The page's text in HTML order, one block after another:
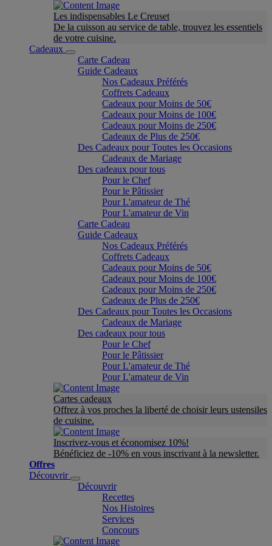
Les indispensables Le Creuset
De la cuisson au service de table, trouvez les essentiels
de votre cuisine.
Cadeaux
Carte Cadeau
Guide Cadeaux
Nos Cadeaux Préférés
Coffrets Cadeaux
Cadeaux pour Moins de 50€
Cadeaux pour Moins de 100€
Cadeaux pour Moins de 250€
Cadeaux de Plus de 250€
Des Cadeaux pour Toutes les Occasions
Cadeaux de Mariage
Des cadeaux pour tous
Pour le Chef
Pour le Pâtissier
Pour L'amateur de Thé
Pour L'amateur de Vin
Carte Cadeau
Guide Cadeaux
Nos Cadeaux Préférés
Coffrets Cadeaux
Cadeaux pour Moins de 50€
Cadeaux pour Moins de 100€
Cadeaux pour Moins de 250€
Cadeaux de Plus de 250€
Des Cadeaux pour Toutes les Occasions
Cadeaux de Mariage
Des cadeaux pour tous
Pour le Chef
Pour le Pâtissier
Pour L'amateur de Thé
Pour L'amateur de Vin
Cartes cadeaux
Offrez à vos proches la liberté de choisir leurs ustensiles
de cuisine.
Inscrivez-vous et économisez 10%!
Bénéficiez de -10% en vous inscrivant à la newsletter.
Offres
Découvrir
Découvrir
Recettes
Nos Histoires
Services
Concours